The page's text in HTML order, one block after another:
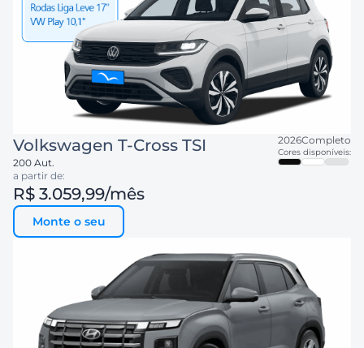
Volkswagen T-Cross TSI
200 Aut.
2026Completo
Cores disponíveis:
a partir de:
R$ 3.059,99/mês
Monte o seu